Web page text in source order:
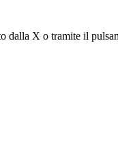
dalla X o tramite il